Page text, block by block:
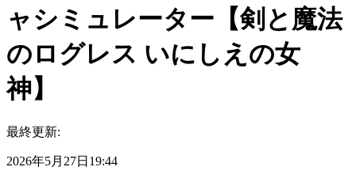
ャシミュレーター【剣と魔法
のログレス いにしえの女
神】
最終更新:
2026年5月27日19:44